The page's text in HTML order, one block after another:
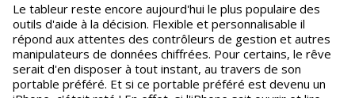
Le tableur reste encore aujourd'hui le plus populaire des
outils d'aide à la décision. Flexible et personnalisable il
répond aux attentes des contrôleurs de gestion et autres
manipulateurs de données chiffrées. Pour certains, le rêve
serait d'en disposer à tout instant, au travers de son
portable préféré. Et si ce portable préféré est devenu un